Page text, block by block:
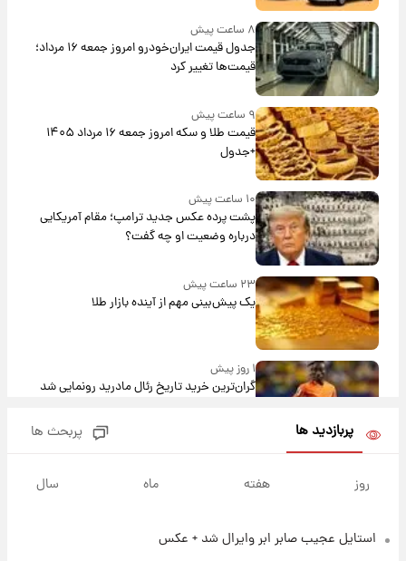
۸ ساعت پیش
جدول قیمت ایران‌خودرو امروز جمعه ۱۶ مرداد؛
قیمت‌ها تغییر کرد
۹ ساعت پیش
قیمت طلا و سکه امروز جمعه ۱۶ مرداد ۱۴۰۵
+جدول
۱۰ ساعت پیش
پشت پرده عکس جدید ترامپ؛ مقام آمریکایی
درباره وضعیت او چه گفت؟
۲۳ ساعت پیش
یک پیش‌بینی مهم از آینده بازار طلا
۱ روز پیش
گران‌ترین خرید تاریخ رئال مادرید رونمایی شد
روزها پربارش‌تر خواهند بود؟
۱ روز پیش
پربازدید ها پربحث ها
روز هفته ماه سال
استایل عجیب صابر ابر وایرال شد + عکس